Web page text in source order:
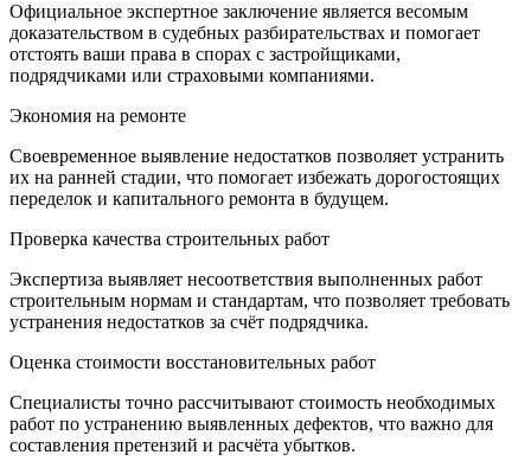
Официальное экспертное заключение является весомым
доказательством в судебных разбирательствах и помогает
отстоять ваши права в спорах с застройщиками,
подрядчиками или страховыми компаниями.
Экономия на ремонте
Своевременное выявление недостатков позволяет устранить
их на ранней стадии, что помогает избежать дорогостоящих
переделок и капитального ремонта в будущем.
Проверка качества строительных работ
Экспертиза выявляет несоответствия выполненных работ
строительным нормам и стандартам, что позволяет требовать
устранения недостатков за счёт подрядчика.
Оценка стоимости восстановительных работ
Специалисты точно рассчитывают стоимость необходимых
работ по устранению выявленных дефектов, что важно для
составления претензий и расчёта убытков.